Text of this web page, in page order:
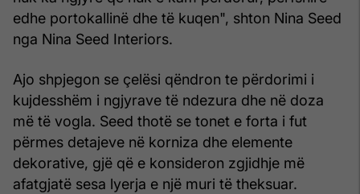
edhe portokallinë dhe të kuqen", shton Nina Seed
nga Nina Seed Interiors.
Ajo shpjegon se çelësi qëndron te përdorimi i
kujdesshëm i ngjyrave të ndezura dhe në doza
më të vogla. Seed thotë se tonet e forta i fut
përmes detajeve në korniza dhe elemente
dekorative, gjë që e konsideron zgjidhje më
afatgjatë sesa lyerja e një muri të theksuar.